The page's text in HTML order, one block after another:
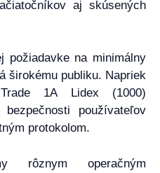
aj skúsených
požiadavke na minimálny
širokému publiku. Napriek
1A Lidex (1000)
používateľov
protokolom.
rôznym operačným